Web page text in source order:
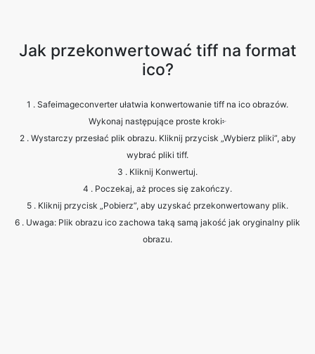
1 . Safeimageconverter ułatwia konwertowanie tiff na ico obrazów.
Wykonaj następujące proste kroki፦
2 . Wystarczy przesłać plik obrazu. Kliknij przycisk „Wybierz pliki”, aby
3 . Kliknij Konwertuj.
4 . Poczekaj, aż proces się zakończy.
5 . Kliknij przycisk „Pobierz”, aby uzyskać przekonwertowany plik.
6 . Uwaga: Plik obrazu ico zachowa taką samą jakość jak oryginalny plik
obrazu.